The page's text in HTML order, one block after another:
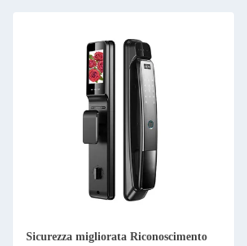
Sicurezza migliorata Riconoscimento